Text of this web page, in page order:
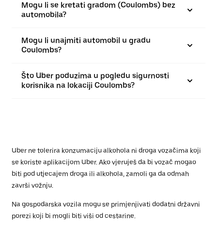
Mogu li se kretati gradom (Coulombs) bez
automobila?
Mogu li unajmiti automobil u gradu
Coulombs?
Što Uber poduzima u pogledu sigurnosti
korisnika na lokaciji Coulombs?
Uber ne tolerira konzumaciju alkohola ni droga vozačima koji
se koriste aplikacijom Uber. Ako vjeruješ da bi vozač mogao
biti pod utjecajem droga ili alkohola, zamoli ga da odmah
završi vožnju.
Na gospodarska vozila mogu se primjenjivati dodatni državni
porezi koji bi mogli biti viši od cestarine.